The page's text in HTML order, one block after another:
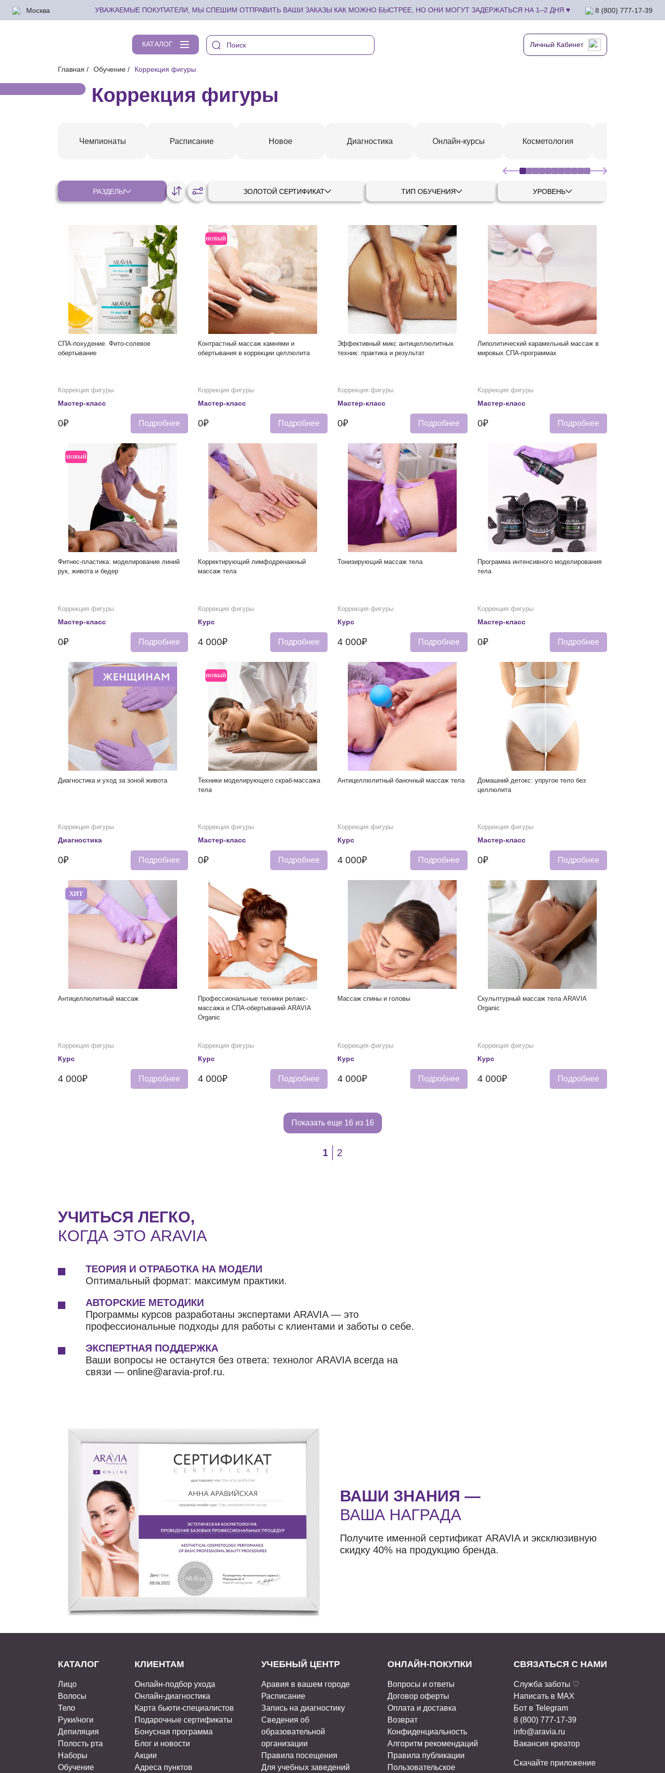
УВАЖАЕМЫЕ ПОКУПАТЕЛИ, МЫ СПЕШИМ ОТПРАВИТЬ ВАШИ ЗАКАЗЫ КАК МОЖНО БЫСТРЕЕ, НО ОНИ МОГУТ ЗАДЕРЖАТЬСЯ НА 1–2 ДНЯ ♥
Москва 8 (800) 777-17-39
КАТАЛОГ Личный Кабинет
Главная Обучение Коррекция фигуры
Коррекция фигуры
Чемпионаты Расписание Новое Диагностика Онлайн-курсы Косметология
РАЗДЕЛЫ ЗОЛОТОЙ СЕРТИФИКАТ ТИП ОБУЧЕНИЯ УРОВЕНЬ
СПА-похудение. Фито-солевое
обертывание
Коррекция фигуры
Мастер-класс
0₽ Подробнее
НОВЫЙ
Контрастный массаж камнями и
обертывания в коррекции целлюлита
Коррекция фигуры
Мастер-класс
0₽ Подробнее
Эффективный микс антицеллюлитных
техник: практика и результат
Коррекция фигуры
Мастер-класс
0₽ Подробнее
Липолитический карамельный массаж в
мировых СПА-программах
Коррекция фигуры
Мастер-класс
0₽ Подробнее
НОВЫЙ
Фитнес-пластика: моделирование линий
рук, живота и бедер
Коррекция фигуры
Мастер-класс
0₽ Подробнее
Корректирующий лимфодренажный
массаж тела
Коррекция фигуры
Курс
4 000₽ Подробнее
Тонизирующий массаж тела
Коррекция фигуры
Курс
4 000₽ Подробнее
Программа интенсивного моделирования
тела
Коррекция фигуры
Мастер-класс
0₽ Подробнее
Диагностика и уход за зоной живота
Коррекция фигуры
Диагностика
0₽ Подробнее
НОВЫЙ
Техники моделирующего скраб-массажа
тела
Коррекция фигуры
Мастер-класс
0₽ Подробнее
Антицеллюлитный баночный массаж тела
Коррекция фигуры
Курс
4 000₽ Подробнее
Домашний детокс: упругое тело без
целлюлита
Коррекция фигуры
Мастер-класс
0₽ Подробнее
ХИТ
Антицеллюлитный массаж
Коррекция фигуры
Курс
4 000₽ Подробнее
Профессиональные техники релакс-
массажа и СПА-обертываний ARAVIA
Organic
Коррекция фигуры
Курс
4 000₽ Подробнее
Массаж спины и головы
Коррекция фигуры
Курс
4 000₽ Подробнее
Скульптурный массаж тела ARAVIA
Organic
Коррекция фигуры
Курс
4 000₽ Подробнее
Показать еще 16 из 16
1 2
УЧИТЬСЯ ЛЕГКО,
КОГДА ЭТО ARAVIA
ТЕОРИЯ И ОТРАБОТКА НА МОДЕЛИ
Оптимальный формат: максимум практики.
АВТОРСКИЕ МЕТОДИКИ
Программы курсов разработаны экспертами ARAVIA — это
профессиональные подходы для работы с клиентами и заботы о себе.
ЭКСПЕРТНАЯ ПОДДЕРЖКА
Ваши вопросы не останутся без ответа: технолог ARAVIA всегда на
связи — online@aravia-prof.ru.
ВАШИ ЗНАНИЯ —
ВАША НАГРАДА
Получите именной сертификат ARAVIA и эксклюзивную
скидку 40% на продукцию бренда.
КАТАЛОГ
Лицо
Волосы
Тело
Руки/ноги
Депиляция
Полость рта
Наборы
Обучение
КЛИЕНТАМ
Онлайн-подбор ухода
Онлайн-диагностика
Карта бьюти-специалистов
Подарочные сертификаты
Бонусная программа
Блог и новости
Акции
Адреса пунктов
УЧЕБНЫЙ ЦЕНТР
Аравия в вашем городе
Расписание
Запись на диагностику
Сведения об
образовательной
организации
Правила посещения
Для учебных заведений
ОНЛАЙН-ПОКУПКИ
Вопросы и ответы
Договор оферты
Оплата и доставка
Возврат
Конфиденциальность
Алгоритм рекомендаций
Правила публикации
Пользовательское
СВЯЗАТЬСЯ С НАМИ
Служба заботы ♡
Написать в MAX
Бот в Telegram
8 (800) 777-17-39
info@aravia.ru
Вакансия креатор
Скачайте приложение